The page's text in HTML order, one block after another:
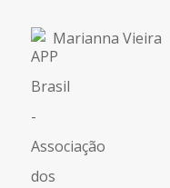
Marianna Vieira